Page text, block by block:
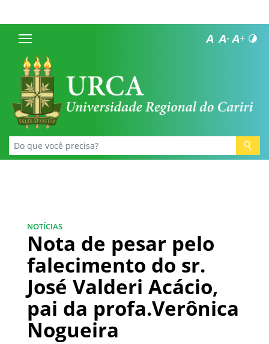
NOTÍCIAS
Nota de pesar pelo
falecimento do sr.
José Valderi Acácio,
pai da profa.Verônica
Nogueira